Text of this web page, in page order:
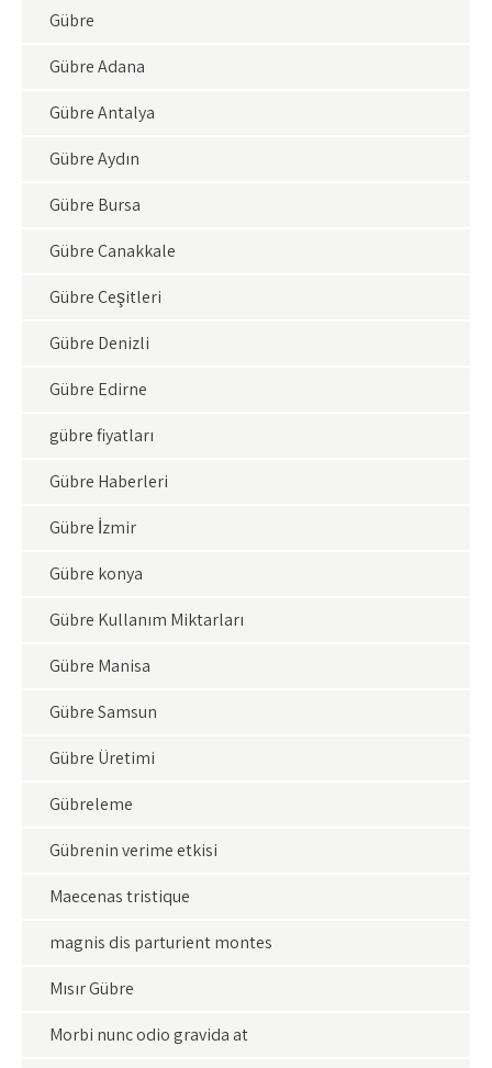
Gübre
Gübre Adana
Gübre Antalya
Gübre Aydın
Gübre Bursa
Gübre Çanakkale
Gübre Çeşitleri
Gübre Denizli
Gübre Edirne
gübre fiyatları
Gübre Haberleri
Gübre İzmir
Gübre konya
Gübre Kullanım Miktarları
Gübre Manisa
Gübre Samsun
Gübre Üretimi
Gübreleme
Gübrenin verime etkisi
Maecenas tristique
magnis dis parturient montes
Mısır Gübre
Morbi nunc odio gravida at